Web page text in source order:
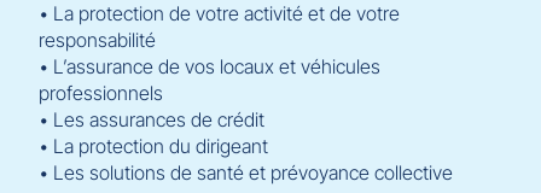
• La protection de votre activité et de votre
responsabilité
• L’assurance de vos locaux et véhicules
professionnels
• Les assurances de crédit
• La protection du dirigeant
• Les solutions de santé et prévoyance collective